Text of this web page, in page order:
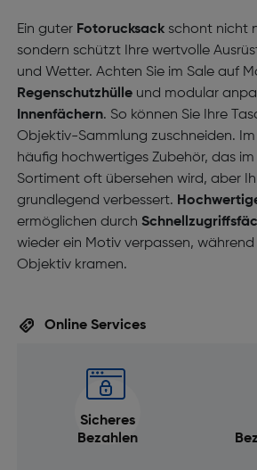
Ein guter Fotorucksackschont nicht
sondern schützt Ihre wertvolle
und Wetter. Achten Sie im Sale auf
Regenschutzhülleund modular
Innenfächern. So können Sie Ihre
Objektiv-Sammlung zuschneiden. Im
häufig hochwertiges Zubehör, das
Sortiment oft übersehen wird, aber
grundlegend verbessert.
ermöglichen durch
wieder ein Motiv verpassen, während
Objektiv kramen.
Online Services
Sicheres
Bezahlen